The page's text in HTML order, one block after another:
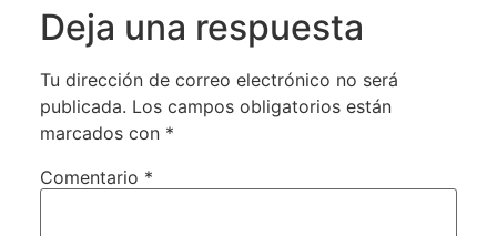
Deja una respuesta
Tu dirección de correo electrónico no será
publicada. Los campos obligatorios están
marcados con *
Comentario *